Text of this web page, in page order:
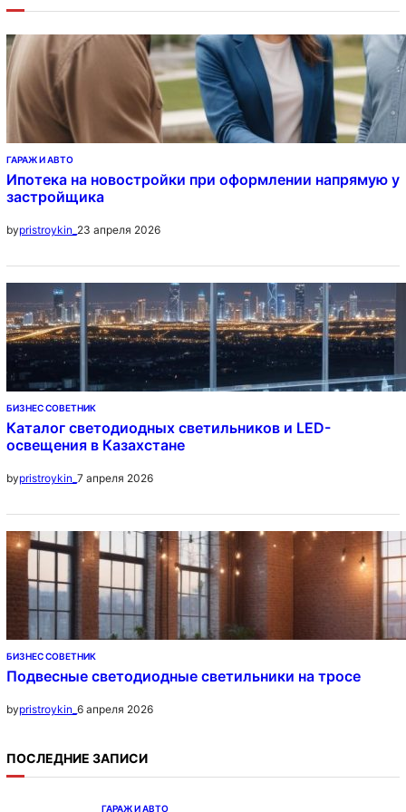
ГАРАЖ И АВТО
Ипотека на новостройки при оформлении напрямую у
застройщика
bypristroykin_ 23 апреля 2026
БИЗНЕС СОВЕТНИК
Каталог светодиодных светильников и LED-
освещения в Казахстане
bypristroykin_ 7 апреля 2026
БИЗНЕС СОВЕТНИК
Подвесные светодиодные светильники на тросе
bypristroykin_ 6 апреля 2026
ПОСЛЕДНИЕ ЗАПИСИ
ГАРАЖ И АВТО